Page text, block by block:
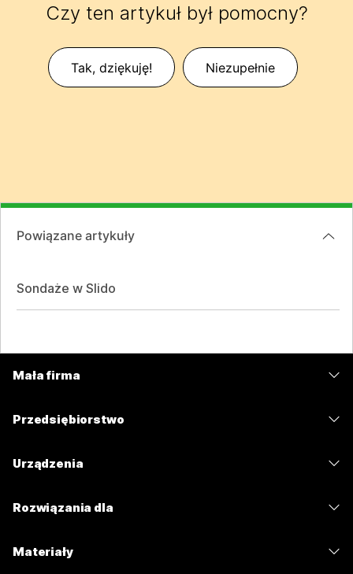
Czy ten artykuł był pomocny?
Tak, dziękuję! Niezupełnie
Powiązane artykuły
Sondaże w Slido
Mała firma
Przedsiębiorstwo
Urządzenia
Rozwiązania dla
Materiały